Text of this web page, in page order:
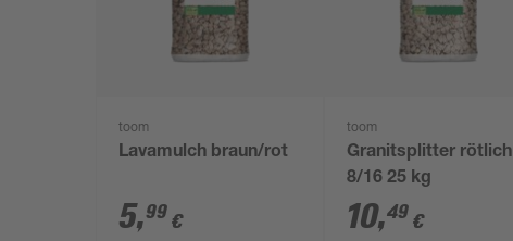
toom
Lavamulch braun/rot
5,99 €
toom
Granitsplitter rötlich
8/16 25 kg
10,49 €